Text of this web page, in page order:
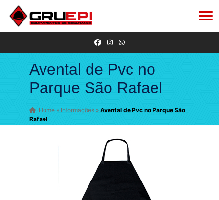
Avental de Pvc no
Parque São Rafael
Home» Informações » Avental de Pvc no Parque São
Rafael